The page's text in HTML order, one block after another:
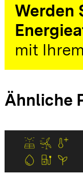
Werden
mit
Ähnliche